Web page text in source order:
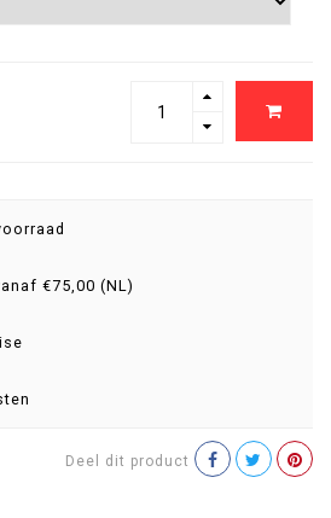
€75,00 (NL)
Deel dit product